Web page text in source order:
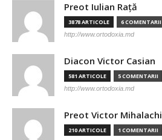
Preot Iulian Raţă
3878 ARTICOLE 6 COMENTARII
http://www.ortodoxia.md
Diacon Victor Casian
581 ARTICOLE 5 COMENTARII
http://www.ortodoxia.md
Preot Victor Mihalachi
210 ARTICOLE 1 COMENTARII